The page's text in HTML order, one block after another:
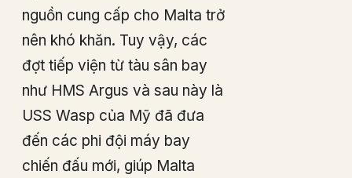
nguồn cung cấp cho Malta trở
nên khó khăn. Tuy vậy, các
đợt tiếp viện từ tàu sân bay
như HMS Argus và sau này là
USS Wasp của Mỹ đã đưa
đến các phi đội máy bay
chiến đấu mới, giúp Malta